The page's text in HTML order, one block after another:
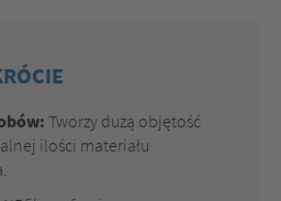
Tworzy dużą objętość
ilości materiału